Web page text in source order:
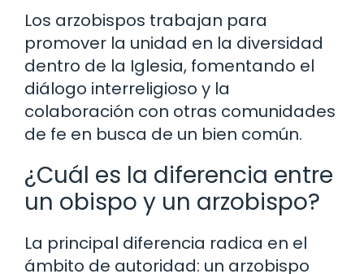
Los arzobispos trabajan para
promover la unidad en la diversidad
dentro de la Iglesia, fomentando el
diálogo interreligioso y la
colaboración con otras comunidades
de fe en busca de un bien común.
¿Cuál es la diferencia entre
un obispo y un arzobispo?
La principal diferencia radica en el
ámbito de autoridad: un arzobispo